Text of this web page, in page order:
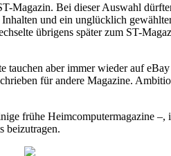
Bei dieser Auswahl
und ein unglücklich
übrigens später zum ST-
aber immer wieder auf
für andere Magazine.
frühe Heimcomputermagazine
beizutragen.